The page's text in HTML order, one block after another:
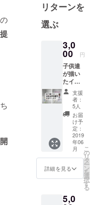
運営してい
る中で、あ
る父子家庭
のお子様を
お預かりし
た事がきっ
かけとな
り、2016年7
月。
別事業とし
て、『経済
的な理由で
子供達に未
来を諦めさ
せない無料
塾 Robeつく
ば学習会
学）』を立
リターンを
選ぶ
3,0
00 円
子供達
が描い
たイラ
ストと
メッ
セージ
が書か
れたお
手紙
と、活
動報告
書を
メール
でお送
りさせ
ていた
す。 ※
支援
者：
5人
お届
け予
定：
2019
年06
月
詳細を見る
こ
の
リ
タ
ー
ン
を
選
択
す
る
5,0